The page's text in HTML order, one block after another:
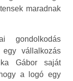
maradnak
gondolkodás
vállalkozás
Gábor saját
a logó egy